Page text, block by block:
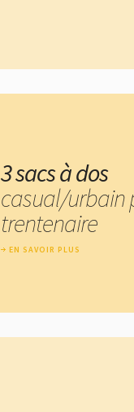
3 sacs à dos
casual/urbain
trentenaire
EN SAVOIR PLUS